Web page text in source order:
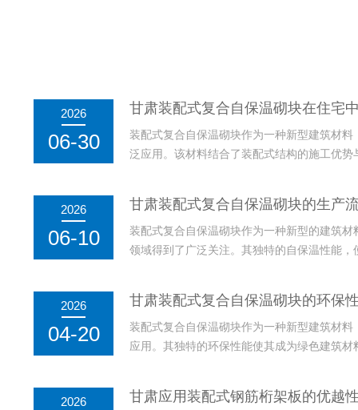
2026
06-30
甘肃装配式复合自保温砌块在住宅
装配式复合自保温砌块作为一种新型建筑材
泛应用。该材料结合了装配式结构的施工优
的影响，从而提升居住...
2026
06-10
甘肃装配式复合自保温砌块的生产
装配式复合自保温砌块作为一种新型的建筑
领域得到了广泛关注。其独特的自保温性能
定性。装配式复合自保...
2026
04-20
甘肃装配式复合自保温砌块的环保
装配式复合自保温砌块作为一种新型建筑材
应用。其独特的环保性能使其成为绿色建筑
复合自保温砌块的环保...
2026 甘肃应用装配式钢筋桁架板的优越